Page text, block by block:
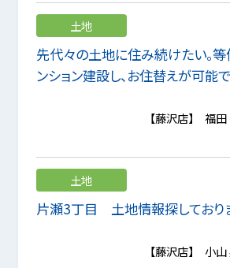
土地
先代々の土地に住み続けたい。
ンション建設し、お住替えが可能で
【藤沢店】 福
土地
片瀬3丁目 土地情報探しており
【藤沢店】 小